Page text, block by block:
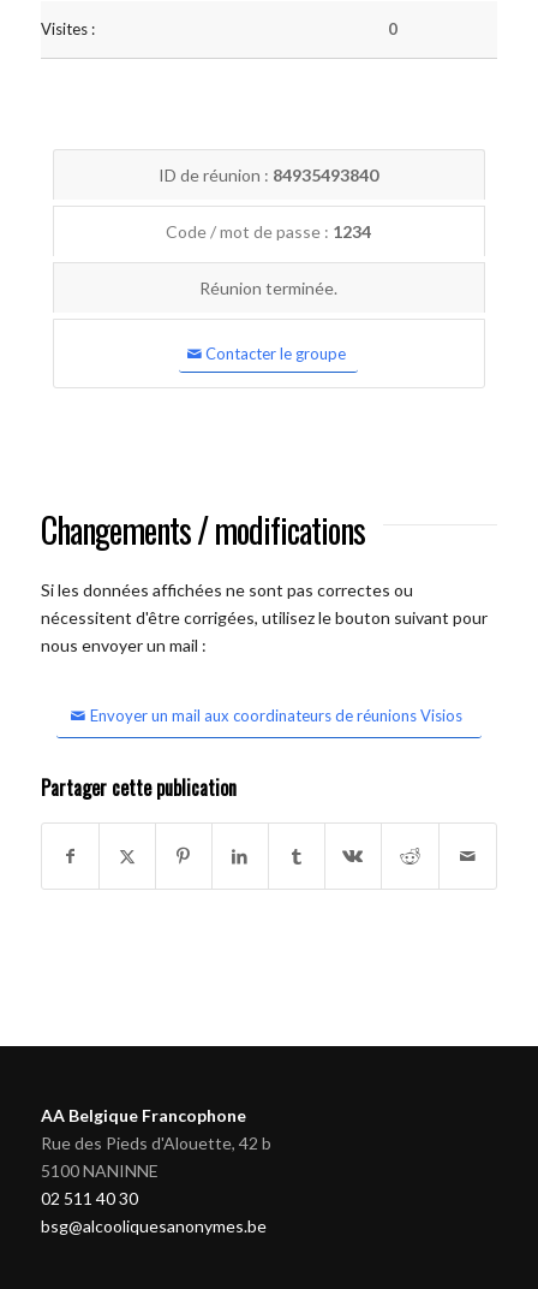
Visites : 0
ID de réunion : 84935493840
Code / mot de passe : 1234
Réunion terminée.
Contacter le groupe
Changements / modifications
Si les données affichées ne sont pas correctes ou
nécessitent d'être corrigées, utilisez le bouton suivant pour
nous envoyer un mail :
Envoyer un mail aux coordinateurs de réunions Visios
Partager cette publication
AA Belgique Francophone
Rue des Pieds d'Alouette, 42 b
5100 NANINNE
02 511 40 30
bsg@alcooliquesanonymes.be